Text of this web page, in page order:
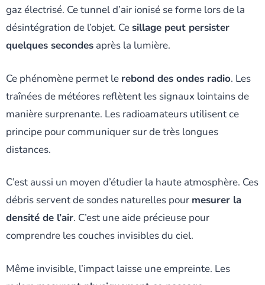
gaz électrisé. Ce tunnel d’air ionisé se forme lors de la
désintégration de l’objet. Cesillage peut persister
quelques secondes après la lumière.
Ce phénomène permet le rebond des ondes radio. Les
traînées de météores reflètent les signaux lointains de
manière surprenante. Les radioamateurs utilisent ce
principe pour communiquer sur de très longues
distances.
C’est aussi un moyen d’étudier la haute atmosphère. Ces
débris servent de sondes naturelles pour mesurer la
densité de l’air. C’est une aide précieuse pour
comprendre les couches invisibles du ciel.
Même invisible, l’impact laisse une empreinte. Les